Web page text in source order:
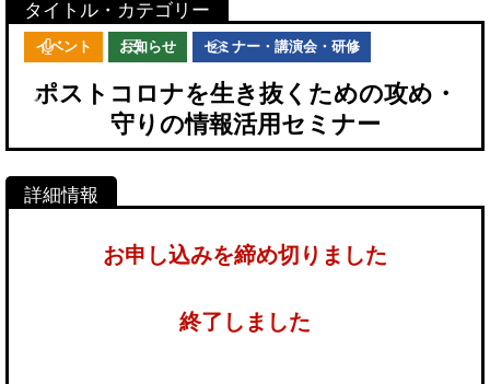
イベント お知らせ セミナー・講演会・研修
ポストコロナを生き抜くための攻め・
守りの情報活用セミナー
お申し込みを締め切りました
終了しました